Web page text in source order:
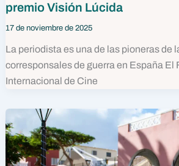
premio Visión Lúcida
17 de noviembre de 2025
La periodista es una de las pioneras de
corresponsales de guerra en España El
Internacional de Cine